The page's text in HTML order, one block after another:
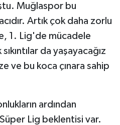
Muğlaspor bu
Artık çok daha zorlu
1. Lig'de mücadele
da yaşayacağız
ve bu koca çınara sahip
ardından
Lig beklentisi var.